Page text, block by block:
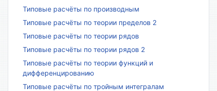
Типовые расчёты по производным
Типовые расчёты по теории пределов 2
Типовые расчёты по теории рядов
Типовые расчёты по теории рядов 2
Типовые расчёты по теории функций и
дифференцированию
Типовые расчёты по тройным интегралам